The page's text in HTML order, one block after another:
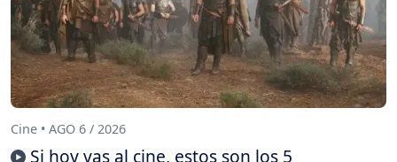
Cine • AGO 6 / 2026
Si hoy vas al cine, estos son los 5